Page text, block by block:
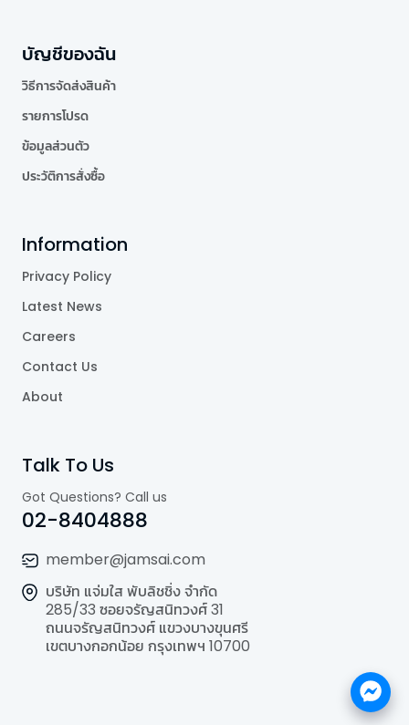
บัญชีของฉัน
วิธีการจัดส่งสินค้า
รายการโปรด
ข้อมูลส่วนตัว
ประวัติการสั่งซื้อ
Information
Privacy Policy
Latest News
Careers
Contact Us
About
Talk To Us
Got Questions? Call us
02-8404888
member@jamsai.com
บริษัท แจ่มใส พับลิชชิ่ง จำกัด
285/33 ซอยจรัญสนิทวงศ์ 31
ถนนจรัญสนิทวงศ์ แขวงบางขุนศรี
เขตบางกอกน้อย กรุงเทพฯ 10700